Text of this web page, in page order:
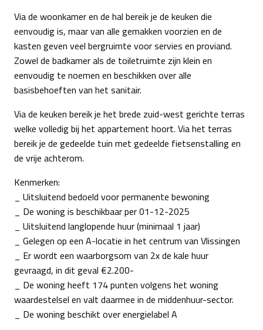
Via de woonkamer en de hal bereik je de keuken die
eenvoudig is, maar van alle gemakken voorzien en de
kasten geven veel bergruimte voor servies en proviand.
Zowel de badkamer als de toiletruimte zijn klein en
eenvoudig te noemen en beschikken over alle
basisbehoeften van het sanitair.
Via de keuken bereik je het brede zuid-west gerichte terras
welke volledig bij het appartement hoort. Via het terras
bereik je de gedeelde tuin met gedeelde fietsenstalling en
de vrije achterom.
Kenmerken:
_ Uitsluitend bedoeld voor permanente bewoning
_ De woning is beschikbaar per 01-12-2025
_ Uitsluitend langlopende huur (minimaal 1 jaar)
_ Gelegen op een A-locatie in het centrum van Vlissingen
_ Er wordt een waarborgsom van 2x de kale huur
gevraagd, in dit geval €2.200-
_ De woning heeft 174 punten volgens het woning
waardestelsel en valt daarmee in de middenhuur-sector.
_ De woning beschikt over energielabel A